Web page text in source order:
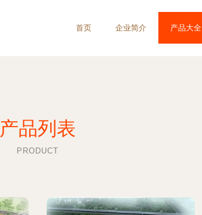
首页 企业简介 产品大全
产品列表
PRODUCT